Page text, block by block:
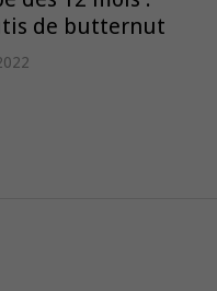
de butternut